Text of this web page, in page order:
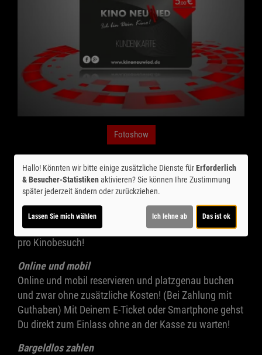
Fotoshow
Immer zum besten Preis ins Kino!
Mit Deiner Kundenkarte zahlst Du nur den günstigen
Kinotagpreis und zwar an allen Tagen, für alle
regulären Filme! Für 1-malig 5,-€ sparst Du bis zu 4,-€
pro Kinobesuch!
Online und mobil
Online und mobil reservieren und platzgenau buchen
und zwar ohne zusätzliche Kosten! (Bei Zahlung mit
Guthaben) Mit Deinem E-Ticket oder Smartphone gehst
Du direkt zum Einlass ohne an der Kasse zu warten!
Bargeldlos zahlen
Hallo! Könnten wir bitte einige zusätzliche Dienste fürErforderlich
& Besucher-Statistikenaktivieren? Sie können Ihre Zustimmung
später jederzeit ändern oder zurückziehen.
Lassen Sie mich wählen Ich lehne ab Das ist ok